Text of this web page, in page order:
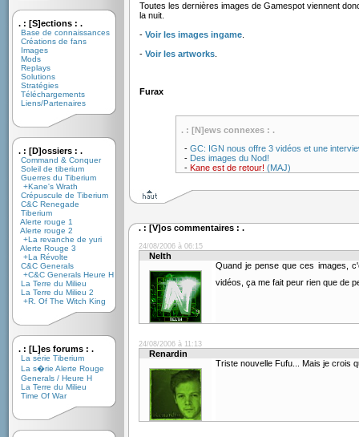
. : [S]ections : .
Base de connaissances
Créations de fans
Images
Mods
Replays
Solutions
Stratégies
Téléchargements
Liens/Partenaires
. : [D]ossiers : .
Command & Conquer
Soleil de tiberium
Guerres du Tiberium
+Kane's Wrath
Crépuscule de Tiberium
C&C Renegade
Tiberium
Alerte rouge 1
Alerte rouge 2
+La revanche de yuri
Alerte Rouge 3
+La Révolte
C&C Generals
+C&C Generals Heure H
La Terre du Milieu
La Terre du Milieu 2
+R. Of The Witch King
. : [L]es forums : .
La série Tiberium
La s�rie Alerte Rouge
Generals / Heure H
La Terre du Milieu
Time Of War
Toutes les dernières images de Gamespot viennent
la nuit.
- Voir les images ingame.
- Voir les artworks.
Furax
. : [N]ews connexes : .
- GC: IGN nous offre 3 vidéos et une
- Des images du Nod!
- Kane est de retour! (MAJ)
. : [V]os commentaires : .
24/08/2006 à 06:15
Nelth
Quand je pense que ces images,
vidéos, ça me fait peur rien que de
24/08/2006 à 11:13
Renardin
Triste nouvelle Fufu... Mais je crois